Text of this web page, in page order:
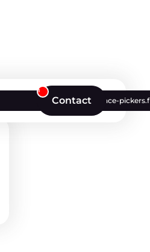
contact@agence-
Contact
1